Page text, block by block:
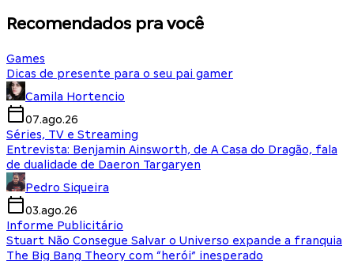
Recomendados pra você
Games
Dicas de presente para o seu pai gamer
Camila Hortencio
07.ago.26
Séries, TV e Streaming
Entrevista: Benjamin Ainsworth, de A Casa do Dragão, fala
de dualidade de Daeron Targaryen
Pedro Siqueira
03.ago.26
Informe Publicitário
Stuart Não Consegue Salvar o Universo expande a franquia
The Big Bang Theory com “herói” inesperado